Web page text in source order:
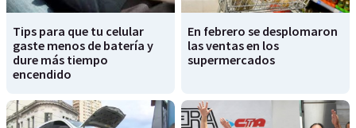
Tips para que tu celular
gaste menos de batería y
dure más tiempo
encendido
En febrero se desplomaron
las ventas en los
supermercados